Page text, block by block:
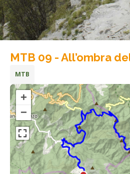
MTB 09 - All’ombra
MTB
+
−